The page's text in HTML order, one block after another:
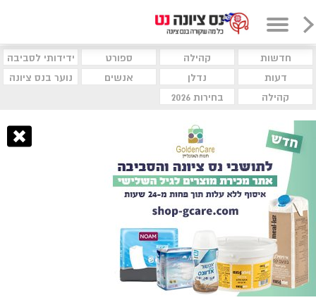
חדשות קהילה ספורט
ידידותי לסביבה
דעות
נדלן אנשים
נוער בנס ציונה
קהילה
בחירות 2026